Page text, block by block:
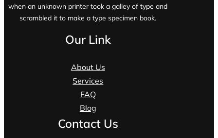
when an unknown printer took a galley of type and
scrambled it to make a type specimen book.
Our Link
About Us
Services
FAQ
Blog
Contact Us